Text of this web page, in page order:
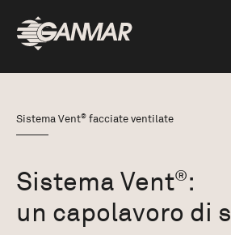
Sistema Vent® facciate ventilate
Sistema Vent®:
un capolavoro di